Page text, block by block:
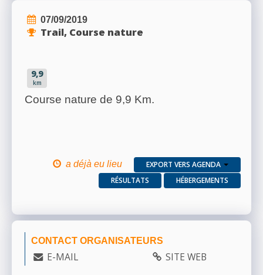
07/09/2019
Trail, Course nature
9,9
km
Course nature de 9,9 Km.
a déjà eu lieu
EXPORT VERS AGENDA
RÉSULTATS
HÉBERGEMENTS
CONTACT ORGANISATEURS
E-MAIL SITE WEB